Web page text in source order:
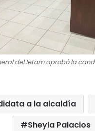
del Ietam aprobó la
a la alcaldía
Sheyla Palacios